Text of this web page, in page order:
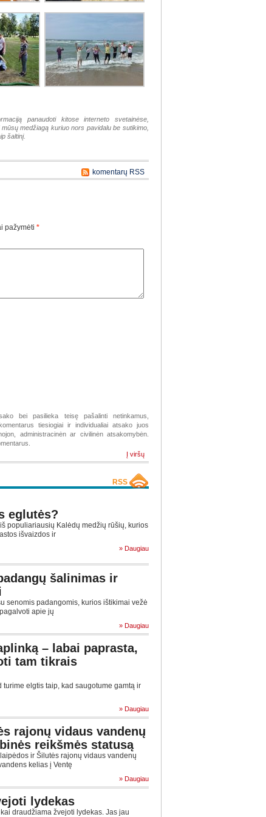
panaudoti kitose interneto svetainėse,
medžiagą kuriuo nors pavidalu be sutikimo,
šaltinį.
komentarų RSS
pažymėti *
bei pasilieka teisę pašalinti netinkamus,
tiesiogiai ir individualiai atsako juos
administracinėn ar civilinėn atsakomybėn.
Į viršų
RSS
eglutės?
populiariausių Kalėdų medžių rūšių, kurios
išvaizdos ir
» Daugiau
šalinimas ir
senomis padangomis, kurios ištikimai vežė
apie jų
» Daugiau
– labai paprasta,
tam tikrais
turime elgtis taip, kad saugotume gamtą ir
» Daugiau
rajonų vidaus vandenų
reikšmės statusą
ir Šilutės rajonų vidaus vandenų
kelias į Ventę
» Daugiau
lydekas
draudžiama žvejoti lydekas. Jas jau